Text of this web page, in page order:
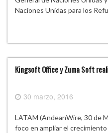
Naciones Unidas para los
Kingsoft Office y Zuma Soft
30 marzo, 2016
LATAM (AndeanWire, 30 de
foco en ampliar el